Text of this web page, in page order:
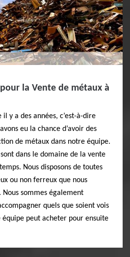
la Vente de métaux à
y a des années, c’est-à-dire
eu la chance d’avoir des
de métaux dans notre équipe.
dans le domaine de la vente
Nous disposons de toutes
ou non ferreux que nous
Nous sommes également
quels que soient vois
équipe peut acheter pour ensuite